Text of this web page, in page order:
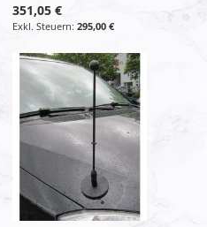
351,05 €
295,00 €